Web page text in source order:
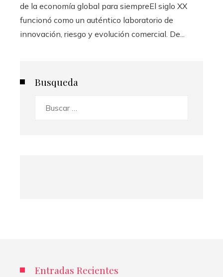
de la economía global para siempreEl siglo XX
funcionó como un auténtico laboratorio de
innovación, riesgo y evolución comercial. De...
Busqueda
Entradas Recientes